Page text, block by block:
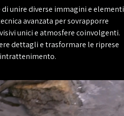
unire diverse immagini e elementi
avanzata per sovrapporre
unici e atmosfere coinvolgenti.
dettagli e trasformare le riprese